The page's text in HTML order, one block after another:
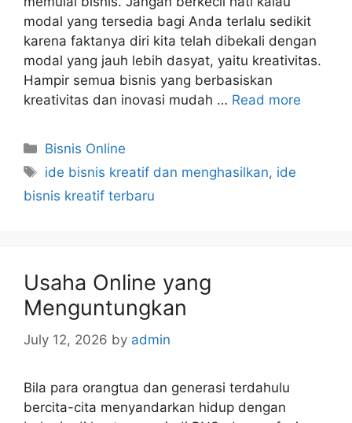
modal yang tersedia bagi Anda terlalu sedikit
karena faktanya diri kita telah dibekali dengan
modal yang jauh lebih dasyat, yaitu kreativitas.
Hampir semua bisnis yang berbasiskan
kreativitas dan inovasi mudah … Read more
Categories
Bisnis Online
Tags
ide bisnis kreatif dan menghasilkan, ide
bisnis kreatif terbaru
Usaha Online yang
Menguntungkan
July 12, 2026 by admin
Bila para orangtua dan generasi terdahulu
bercita-cita menyandarkan hidup dengan